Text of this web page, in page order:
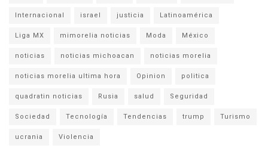
Internacional israel justicia Latinoamérica
Liga MX mimorelia noticias Moda México
noticias noticias michoacan noticias morelia
noticias morelia ultima hora Opinion politica
quadratin noticias Rusia salud Seguridad
Sociedad Tecnología Tendencias trump Turismo
ucrania Violencia